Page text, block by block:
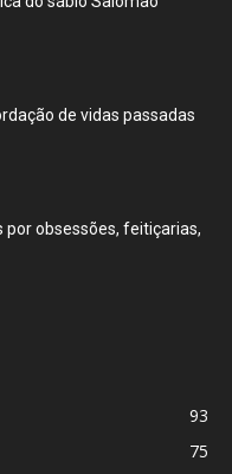
de vidas passadas
por obsessões, feitiçarias,
93
75